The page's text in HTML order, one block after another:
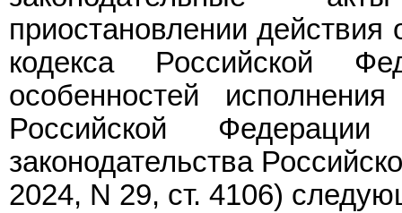
приостановлении
кодекса Российской
особенностей
Российской
законодательства
2024, N 29, ст. 4106)